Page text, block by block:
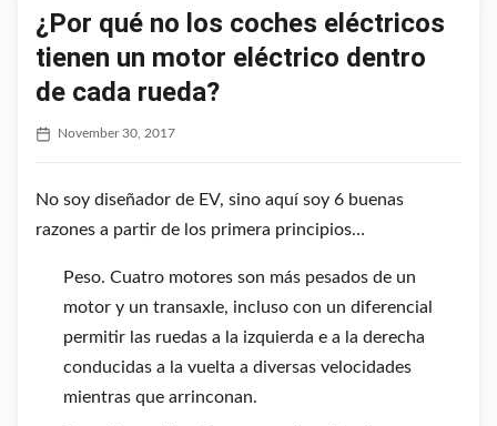
¿Por qué no los coches eléctricos
tienen un motor eléctrico dentro
de cada rueda?
November 30, 2017
No soy diseñador de EV, sino aquí soy 6 buenas
razones a partir de los primera principios…
Peso. Cuatro motores son más pesados de un
motor y un transaxle, incluso con un diferencial
permitir las ruedas a la izquierda e a la derecha
conducidas a la vuelta a diversas velocidades
mientras que arrinconan.